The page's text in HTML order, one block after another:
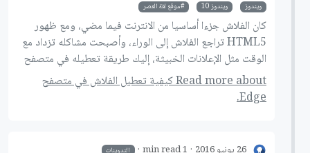
ويندوز ويندوز 10 موقع لغة العصر
كان الفلاش جزءا أساسيا من الانترنت فيما مضي، ومع ظهور
HTML5 تراجع الفلاش إلى الوراء، وأصبحت مشاكله تزداد مع
الوقت مثل الإعلانات الخبيثة، إليك طريقة تعطيله في متصفح
Edge على ويندوز 10
Read more about كيفية تعطيل الفلاش في متصفح
Edge.
التدوينات